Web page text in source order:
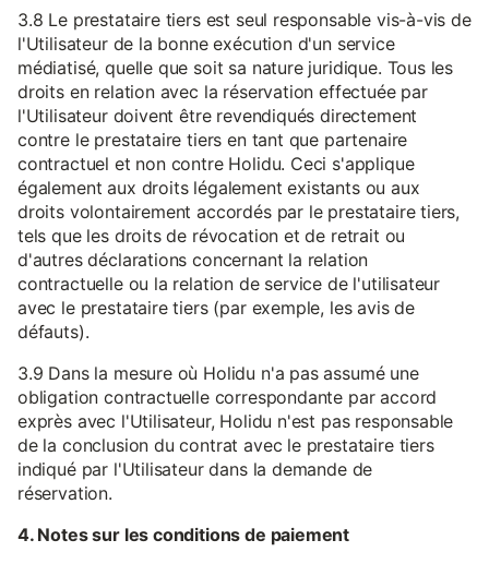
3.8 Le prestataire tiers est seul responsable vis-à-vis de
l'Utilisateur de la bonne exécution d'un service
médiatisé, quelle que soit sa nature juridique. Tous les
droits en relation avec la réservation effectuée par
l'Utilisateur doivent être revendiqués directement
contre le prestataire tiers en tant que partenaire
contractuel et non contre Holidu. Ceci s'applique
également aux droits légalement existants ou aux
droits volontairement accordés par le prestataire tiers,
tels que les droits de révocation et de retrait ou
d'autres déclarations concernant la relation
contractuelle ou la relation de service de l'utilisateur
avec le prestataire tiers (par exemple, les avis de
défauts).
3.9 Dans la mesure où Holidu n'a pas assumé une
obligation contractuelle correspondante par accord
exprès avec l'Utilisateur, Holidu n'est pas responsable
de la conclusion du contrat avec le prestataire tiers
indiqué par l'Utilisateur dans la demande de
réservation.
4. Notes sur les conditions de paiement